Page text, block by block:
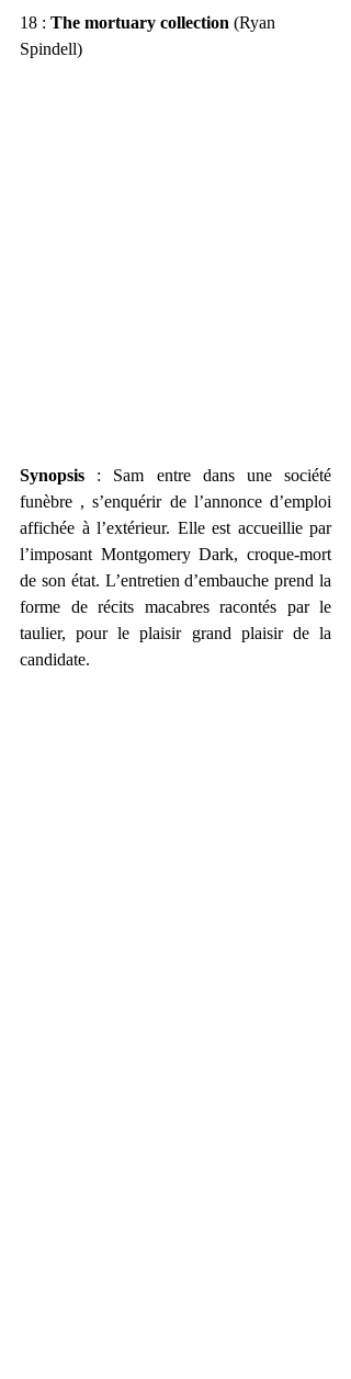
18 : The mortuary collection (Ryan
Spindell)
Synopsis : Sam entre dans une société
funèbre , s’enquérir de l’annonce d’emploi
affichée à l’extérieur. Elle est accueillie par
l’imposant Montgomery Dark, croque-mort
de son état. L’entretien d’embauche prend la
forme de récits macabres racontés par le
taulier, pour le plaisir grand plaisir de la
candidate.